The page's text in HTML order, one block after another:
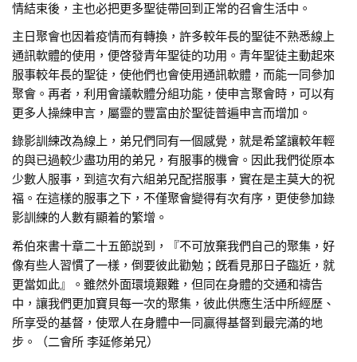
情結束後，主也必把更多聖徒帶回到正常的召會生活中。
主日聚會也因着疫情而有轉換，許多較年長的聖徒不熟悉線上
通訊軟體的使用，便啓發青年聖徒的功用。青年聖徒主動起來
服事較年長的聖徒，使他們也會使用通訊軟體，而能一同參加
聚會。再者，利用會議軟體分組功能，使申言聚會時，可以有
更多人操練申言，屬靈的豐富由於聖徒普遍申言而增加。
錄影訓練改為線上，弟兄們同有一個感覺，就是希望讓較年輕
的與已過較少盡功用的弟兄，有服事的機會。因此我們從原本
少數人服事，到這次有六組弟兄配搭服事，實在是主莫大的祝
福。在這樣的服事之下，不僅聚會變得有次有序，更使參加錄
影訓練的人數有顯着的繁增。
希伯來書十章二十五節説到，『不可放棄我們自己的聚集，好
像有些人習慣了一樣，倒要彼此勸勉；旣看見那日子臨近，就
更當如此』。雖然外面環境艱難，但同在身體的交通和禱告
中，讓我們更加寶貝每一次的聚集，彼此供應生活中所經歷、
所享受的基督，使眾人在身體中一同贏得基督到最完滿的地
步。（二會所 李延修弟兄）